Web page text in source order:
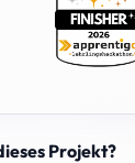
Projekt?